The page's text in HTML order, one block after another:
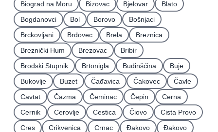
Biograd na Moru
Bizovac Bjelovar
Blato
Bogdanovci
Bol Borovo
Bošnjaci
Brckovljani
Brdovec Brela
Breznica
Breznički Hum
Brezovac
Bribir
Brodski Stupnik
Brtonigla Budinšćina
Buje
Bukovlje
Buzet Čađavica Čakovec
Čavle
Cavtat
Čazma Čeminac Čepin
Cerna
Cernik
Cerovlje Cestica Čiovo
Cista Provo
Cres
Crikvenica Crnac Đakovo
Ðakovo